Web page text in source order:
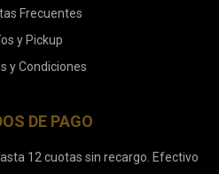
Frecuentes
y Pickup
y Condiciones
DE PAGO
12 cuotas sin recargo. Efectivo